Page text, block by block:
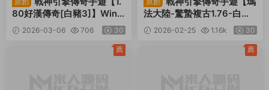
80好漢傳奇[白豬3]】Win
一鍵服務端+安卓蘋果雙端+
GM授權後台+視頻架設教程
2026-03-06 706 30
法大陸-驚蟄複古1.76-白豬
3】Win一鍵服務端+安卓蘋
果雙端+GM授權物品後台
2026-02-25 1.16k 30
薦 薦